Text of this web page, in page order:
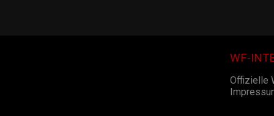
WF-
Offizielle